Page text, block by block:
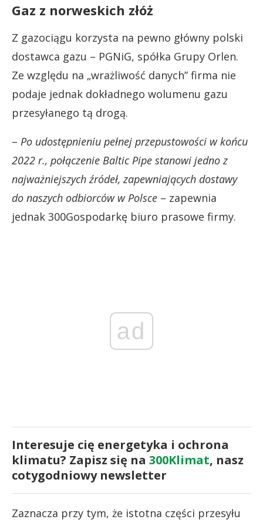
Gaz z norweskich złóż
Z gazociągu korzysta na pewno główny polski
dostawca gazu – PGNiG, spółka Grupy Orlen.
Ze względu na „wrażliwość danych” firma nie
podaje jednak dokładnego wolumenu gazu
przesyłanego tą drogą.
– Po udostępnieniu pełnej przepustowości w końcu
2022 r., połączenie Baltic Pipe stanowi jedno z
najważniejszych źródeł, zapewniających dostawy
do naszych odbiorców w Polsce – zapewnia
jednak 300Gospodarkę biuro prasowe firmy.
ad
Interesuje cię energetyka i ochrona
klimatu? Zapisz się na 300Klimat, nasz
cotygodniowy newsletter
Zaznacza przy tym, że istotna części przesyłu